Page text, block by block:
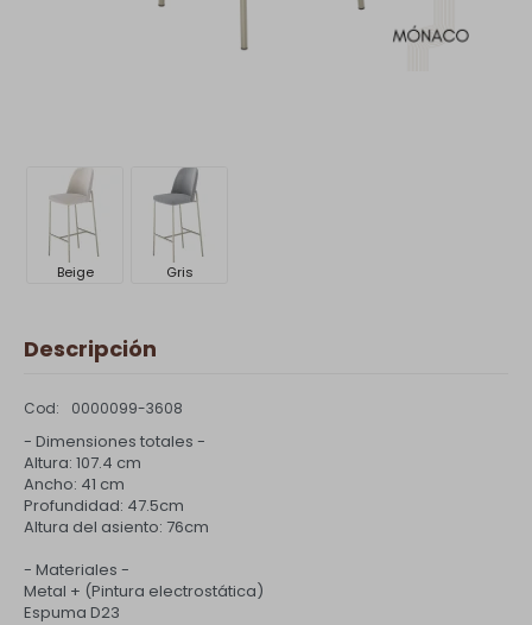
Beige Gris
Descripción
0000099-3608
- Dimensiones totales -
Altura: 107.4 cm
Ancho: 41 cm
Profundidad: 47.5cm
Altura del asiento: 76cm
- Materiales -
Metal + (Pintura electrostática)
Espuma D23